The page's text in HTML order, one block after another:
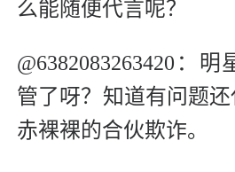
么能随便代言呢？
@6382083263420：
管了呀？知道有问题
赤裸裸的合伙欺诈。